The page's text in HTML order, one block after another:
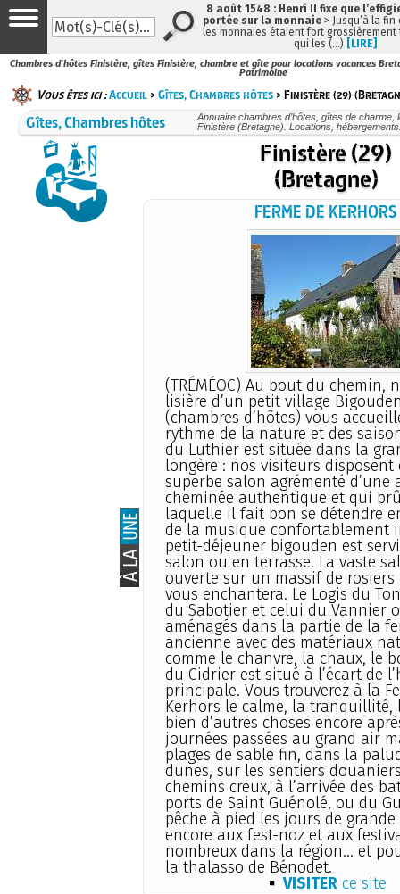
Chambres d'hôtes Finistère, gîtes Finistère, chambre et gîte pour locations vacances
Patrimoine
Vous êtes ici :Accueil >Gîtes, Chambres hôtes > Finistère (29)
Gîtes, Chambres hôtes
Annuaire chambres d’hôtes, gîtes de charme,
Finistère (Bretagne). Locations,
Finistère (29)
(Bretagne)
FERME DE KERHORS
(TRÉMÉOC) Au bout du chemin,
lisière d’un petit village
(chambres d’hôtes) vous
rythme de la nature et des
du Luthier est située dans la
longère : nos visiteurs disposent
superbe salon agrémenté d’une
cheminée authentique et qui
laquelle il fait bon se détendre
de la musique confortablement
petit-déjeuner bigouden est
salon ou en terrasse. La vaste
ouverte sur un massif de rosiers
vous enchantera. Le Logis du
du Sabotier et celui du Vannier
aménagés dans la partie de la
ancienne avec des matériaux
comme le chanvre, la chaux, le
du Cidrier est situé à l’écart de
principale. Vous trouverez à la
Kerhors le calme, la tranquillité,
bien d’autres choses encore
journées passées au grand air
plages de sable fin, dans la
dunes, sur les sentiers
chemins creux, à l’arrivée des
ports de Saint Guénolé, ou du
pêche à pied les jours de
encore aux fest-noz et aux
nombreux dans la région... et
la thalasso de Bénodet.
VISITERce site
8 août 1548 : Henri II fixe que
portée sur la monnaie> Jusqu’à la fin
les monnaies étaient fort grossièrement
qui les (…) [LIRE]